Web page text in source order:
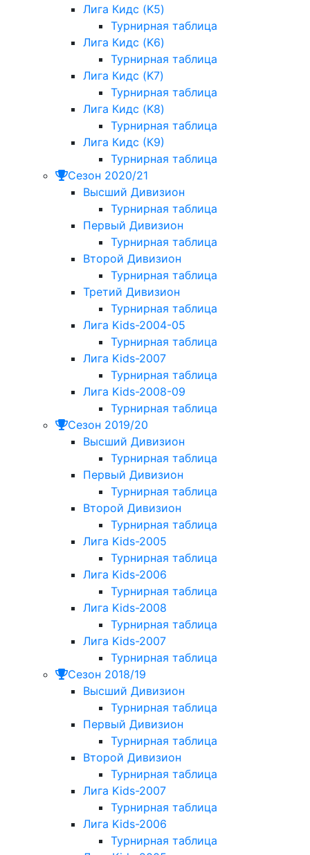
Лига Кидс (K5)
Турнирная таблица
Лига Кидс (K6)
Турнирная таблица
Лига Кидс (K7)
Турнирная таблица
Лига Кидс (K8)
Турнирная таблица
Лига Кидс (К9)
Турнирная таблица
Сезон 2020/21
Высший Дивизион
Турнирная таблица
Первый Дивизион
Турнирная таблица
Второй Дивизион
Турнирная таблица
Третий Дивизион
Турнирная таблица
Лига Kids-2004-05
Турнирная таблица
Лига Kids-2007
Турнирная таблица
Лига Kids-2008-09
Турнирная таблица
Сезон 2019/20
Высший Дивизион
Турнирная таблица
Первый Дивизион
Турнирная таблица
Второй Дивизион
Турнирная таблица
Лига Kids-2005
Турнирная таблица
Лига Kids-2006
Турнирная таблица
Лига Kids-2008
Турнирная таблица
Лига Kids-2007
Турнирная таблица
Сезон 2018/19
Высший Дивизион
Турнирная таблица
Первый Дивизион
Турнирная таблица
Второй Дивизион
Турнирная таблица
Лига Kids-2007
Турнирная таблица
Лига Kids-2006
Турнирная таблица